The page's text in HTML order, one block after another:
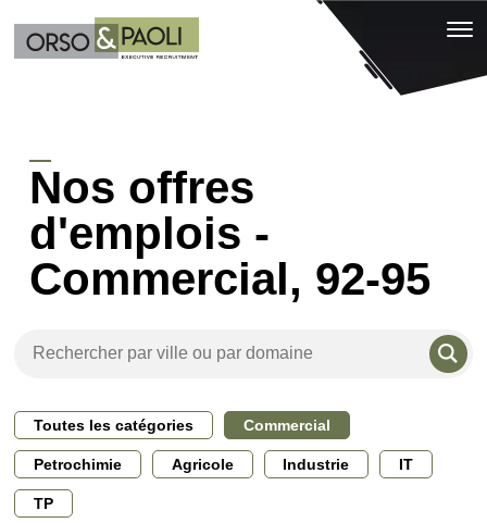
Nos offres
d'emplois -
Commercial, 92-95
Toutes les catégories Commercial
Petrochimie Agricole Industrie IT
TP